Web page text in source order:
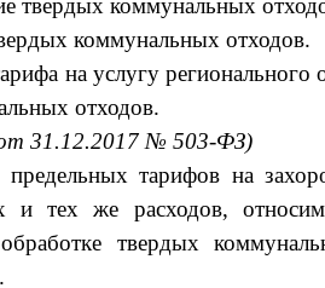
твердых коммунальных
коммунальных отходов.
на услугу регионального
отходов.
от 31.12.2017 № 503-ФЗ)
тарифов на
и тех же расходов,
твердых